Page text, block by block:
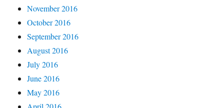
November 2016
October 2016
September 2016
August 2016
July 2016
June 2016
May 2016